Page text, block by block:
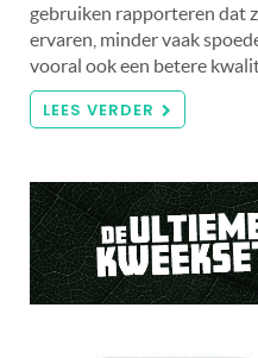
gebruiken rapporteren dat
ervaren, minder vaak
vooral ook een betere
LEES VERDER